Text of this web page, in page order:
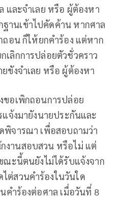
และจำเลย หรือ ผู้ต้องหา
านเข้าไปคัดค้าน หากศาล
ถอน ก็ให้ยกคำร้อง แต่หาก
เลิกการปล่อยตัวชั่วคราว
ขังจำเลย หรือ ผู้ต้องหา
ขอเพิกถอนการปล่อย
จ้งมายังนายประกันและ
พิจารณา เพื่อสอบถามว่า
งานสอบสวน หรือไม่ แต่
ณะนี้ตนยังไม่ได้รับแจ้งจาก
ต่สวนคำร้องในวันใด
นคำร้องต่อศาล เมื่อวันที่ 8